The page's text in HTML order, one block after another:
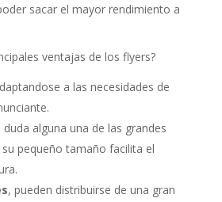
sacar el mayor rendimiento a
ventajas de los flyers?
a las necesidades de
duda alguna una de las grandes
pequeño tamaño facilita el
, pueden distribuirse de una gran